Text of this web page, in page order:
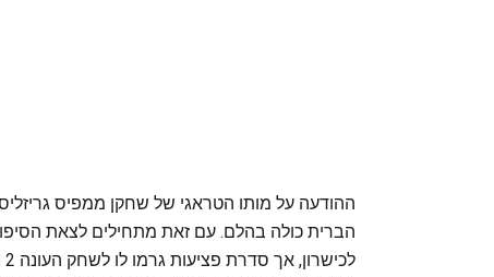
הברית כולה בהלם. עם זאת מתחילים לצאת